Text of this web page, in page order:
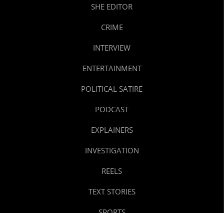
SHE EDITOR
CRIME
INTERVIEW
ENTERTAINMENT
POLITICAL SATIRE
PODCAST
EXPLAINERS
INVESTIGATION
REELS
TEXT STORIES